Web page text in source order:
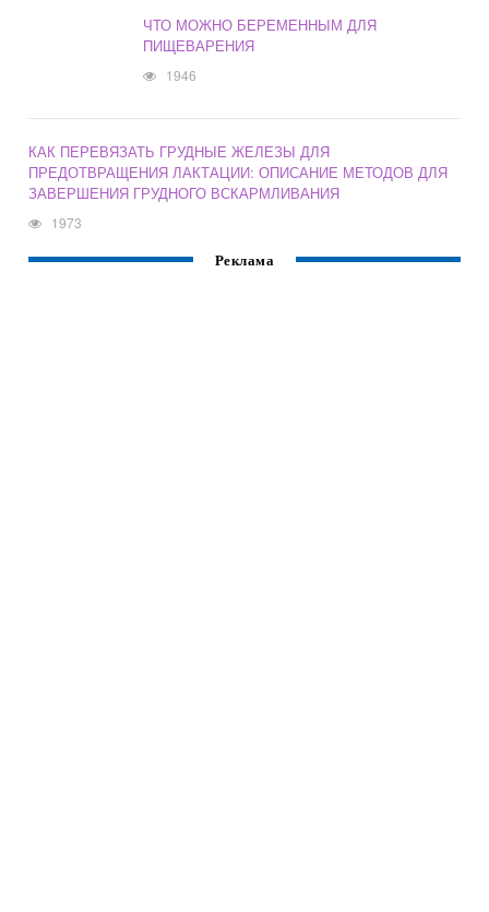
ЧТО МОЖНО БЕРЕМЕННЫМ ДЛЯ
ПИЩЕВАРЕНИЯ
1946
КАК ПЕРЕВЯЗАТЬ ГРУДНЫЕ ЖЕЛЕЗЫ ДЛЯ
ПРЕДОТВРАЩЕНИЯ ЛАКТАЦИИ: ОПИСАНИЕ МЕТОДОВ ДЛЯ
ЗАВЕРШЕНИЯ ГРУДНОГО ВСКАРМЛИВАНИЯ
1973
Реклама